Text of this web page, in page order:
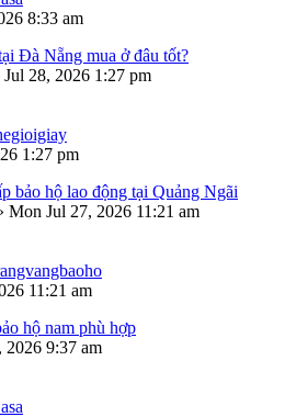
8:33 am
Đà Nẵng mua ở đâu tốt?
Jul 28, 2026 1:27 pm
1:27 pm
bảo hộ lao động tại Quảng Ngãi
Mon Jul 27, 2026 11:21 am
11:21 am
hộ nam phù hợp
2026 9:37 am